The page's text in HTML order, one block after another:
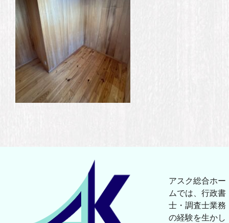
アスク総合ホー
ムでは、行政書
士・調査士業務
の経験を生かし